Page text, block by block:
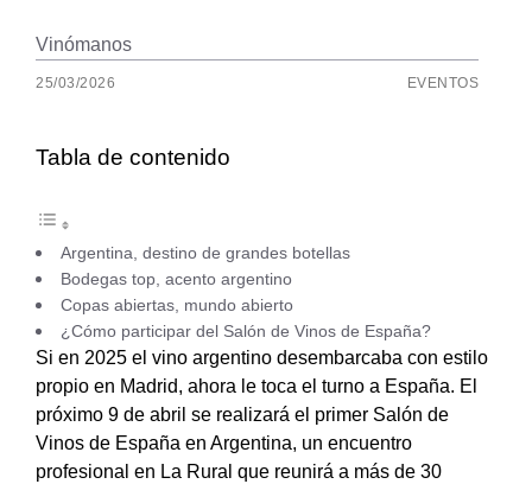
Vinómanos
25/03/2026 EVENTOS
Tabla de contenido
Argentina, destino de grandes botellas
Bodegas top, acento argentino
Copas abiertas, mundo abierto
¿Cómo participar del Salón de Vinos de España?
Si en 2025 el vino argentino desembarcaba con estilo
propio en Madrid, ahora le toca el turno a España. El
próximo 9 de abril se realizará el primer Salón de
Vinos de España en Argentina, un encuentro
profesional en La Rural que reunirá a más de 30